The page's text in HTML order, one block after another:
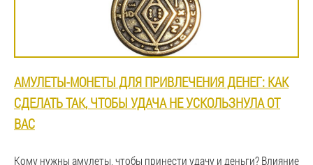
АМУЛЕТЫ-МОНЕТЫ ДЛЯ ПРИВЛЕЧЕНИЯ ДЕНЕГ: КАК
СДЕЛАТЬ ТАК, ЧТОБЫ УДАЧА НЕ УСКОЛЬЗНУЛА ОТ
ВАС
Кому нужны амулеты, чтобы принести удачу и деньги? Влияние